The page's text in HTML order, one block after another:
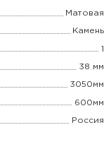
Матовая
Камень
1
38 мм
3050мм
600мм
Россия